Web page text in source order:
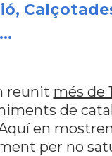
reunit més de
de
en
per no